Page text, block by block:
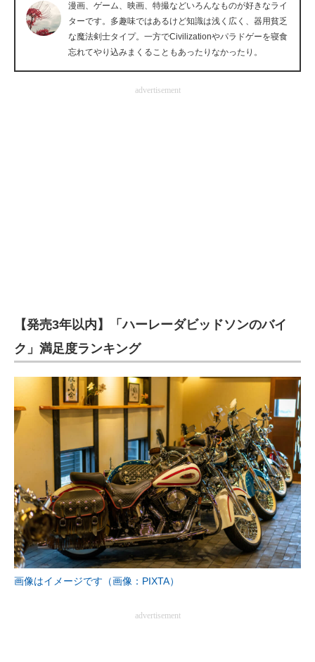
製造業のIT導入・活用を支援
モノづくり技術者専門サイト
エレクトロニクス専門サイト
漫画、ゲーム、映画、特撮などいろんなものが好きなライ
ターです。多趣味ではあるけど知識は浅く広く、器用貧乏
な魔法剣士タイプ。一方でCivilizationやパラドゲーを寝食
忘れてやり込みまくることもあったりなかったり。
advertisement
【発売3年以内】「ハーレーダビッドソンのバイ
ク」満足度ランキング
画像はイメージです（画像：PIXTA）
advertisement